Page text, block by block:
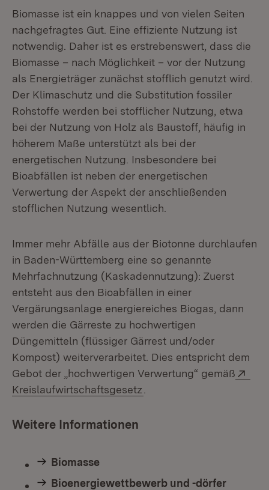
Biomasse ist ein knappes und von vielen Seiten
nachgefragtes Gut. Eine effiziente Nutzung ist
notwendig. Daher ist es erstrebenswert, dass die
Biomasse – nach Möglichkeit – vor der Nutzung
als Energieträger zunächst stofflich genutzt wird.
Der Klimaschutz und die Substitution fossiler
Rohstoffe werden bei stofflicher Nutzung, etwa
bei der Nutzung von Holz als Baustoff, häufig in
höherem Maße unterstützt als bei der
energetischen Nutzung. Insbesondere bei
Bioabfällen ist neben der energetischen
Verwertung der Aspekt der anschließenden
stofflichen Nutzung wesentlich.
Immer mehr Abfälle aus der Biotonne durchlaufen
in Baden-Württemberg eine so genannte
Mehrfachnutzung (Kaskadennutzung): Zuerst
entsteht aus den Bioabfällen in einer
Vergärungsanlage energiereiches Biogas, dann
werden die Gärreste zu hochwertigen
Düngemitteln (flüssiger Gärrest und/oder
Kompost) weiterverarbeitet. Dies entspricht dem
Gebot der „hochwertigen Verwertung“ gemäß
Kreislaufwirtschaftsgesetz
Weitere Informationen
Biomasse
Bioenergiewettbewerb und -dörfer